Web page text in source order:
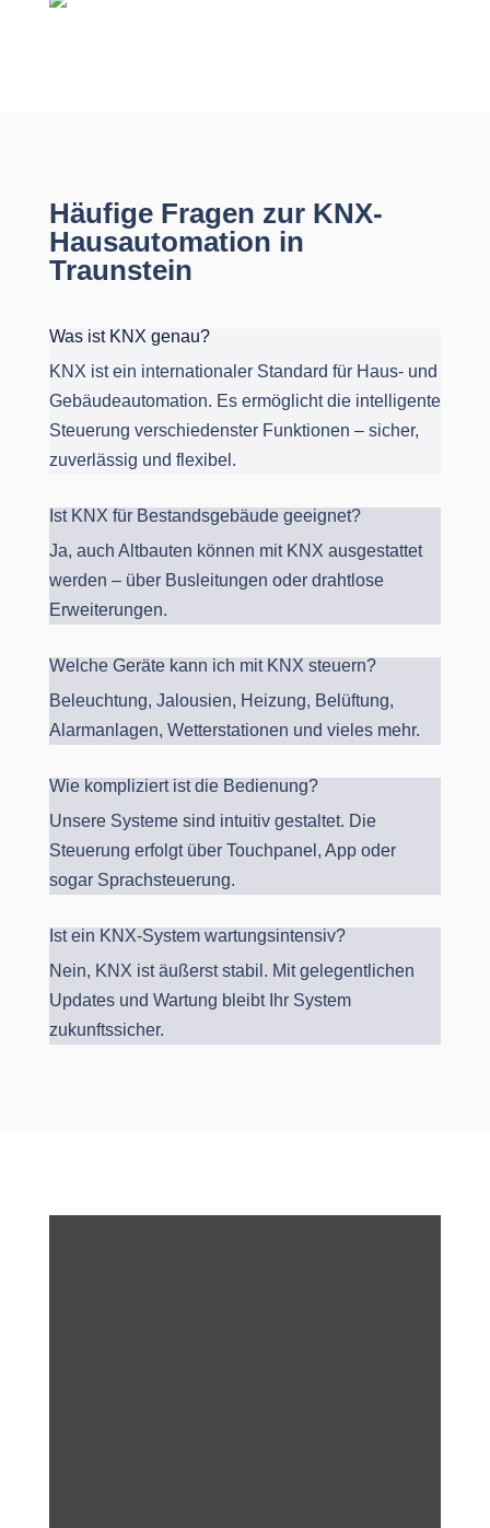
Häufige Fragen zur KNX-
Hausautomation in
Traunstein
Was ist KNX genau?
KNX ist ein internationaler Standard für Haus- und
Gebäudeautomation. Es ermöglicht die intelligente
Steuerung verschiedenster Funktionen – sicher,
zuverlässig und flexibel.
Ist KNX für Bestandsgebäude geeignet?
Ja, auch Altbauten können mit KNX ausgestattet
werden – über Busleitungen oder drahtlose
Erweiterungen.
Welche Geräte kann ich mit KNX steuern?
Beleuchtung, Jalousien, Heizung, Belüftung,
Alarmanlagen, Wetterstationen und vieles mehr.
Wie kompliziert ist die Bedienung?
Unsere Systeme sind intuitiv gestaltet. Die
Steuerung erfolgt über Touchpanel, App oder
sogar Sprachsteuerung.
Ist ein KNX-System wartungsintensiv?
Nein, KNX ist äußerst stabil. Mit gelegentlichen
Updates und Wartung bleibt Ihr System
zukunftssicher.